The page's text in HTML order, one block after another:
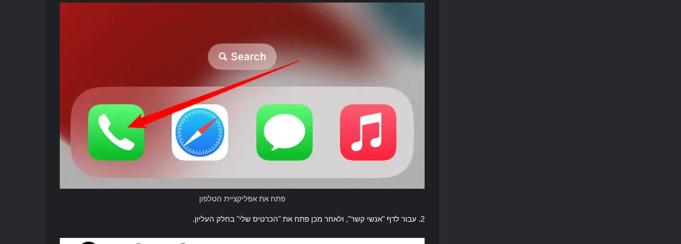
פתח את אפליקציית הטלפון
2. עבור לדף "אנשי קשר", ולאחר מכן פתח את "הכרטיס שלי" בחלק העליון.